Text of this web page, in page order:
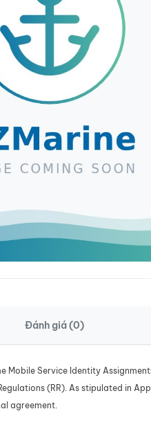
Đánh giá (0)
Mobile Service Identity
(RR). As stipulated in
agreement.